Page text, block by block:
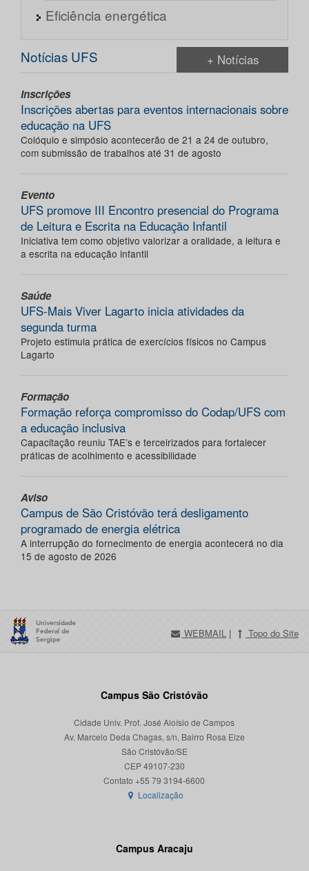
Eficiência energética
Notícias UFS + Notícias
Inscrições
Inscrições abertas para eventos internacionais sobre
educação na UFS
Colóquio e simpósio acontecerão de 21 a 24 de outubro,
com submissão de trabalhos até 31 de agosto
Evento
UFS promove III Encontro presencial do Programa
de Leitura e Escrita na Educação Infantil
Iniciativa tem como objetivo valorizar a oralidade, a leitura e
a escrita na educação infantil
Saúde
UFS-Mais Viver Lagarto inicia atividades da
segunda turma
Projeto estimula prática de exercícios físicos no Campus
Lagarto
Formação
Formação reforça compromisso do Codap/UFS com
a educação inclusiva
Capacitação reuniu TAE’s e terceirizados para fortalecer
práticas de acolhimento e acessibilidade
Aviso
Campus de São Cristóvão terá desligamento
programado de energia elétrica
A interrupção do fornecimento de energia acontecerá no dia
15 de agosto de 2026
WEBMAIL | Topo do Site
Campus São Cristóvão
Cidade Univ. Prof. José Aloísio de Campos
Av. Marcelo Deda Chagas, s/n, Bairro Rosa Elze
São Cristóvão/SE
CEP 49107-230
Localização
Campus Aracaju